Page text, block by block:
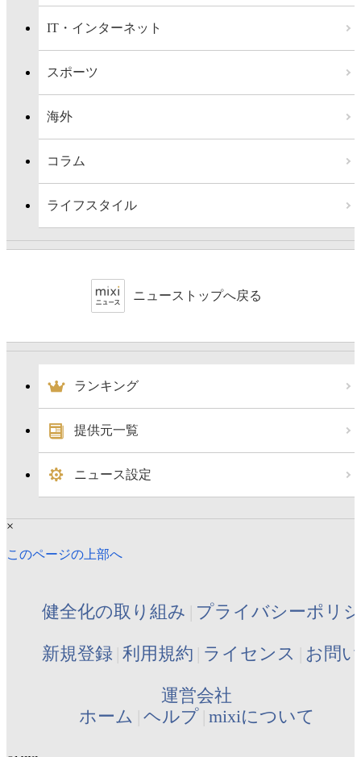
IT・インターネット
スポーツ
海外
コラム
ライフスタイル
ニューストップへ戻る
ランキング
提供元一覧
ニュース設定
×
このページの上部へ
健全化の取り組み プライバシーポリ
新規登録 利用規約 ライセンス お問
運営会社
ホーム ヘルプ mixiについて